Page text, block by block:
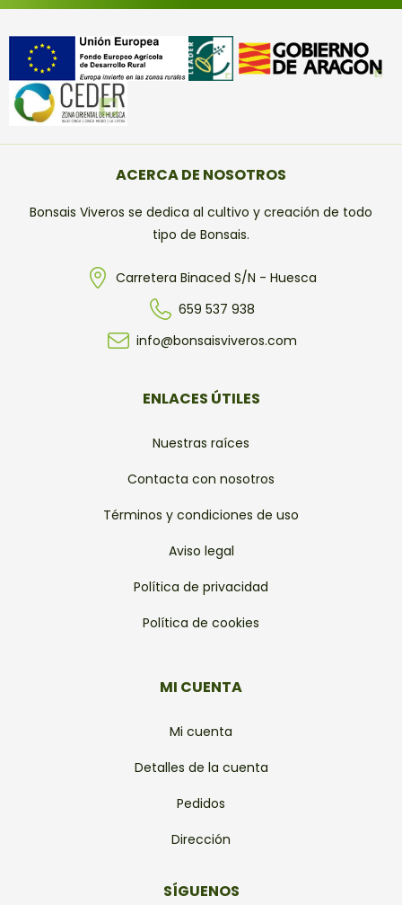
ACERCA DE NOSOTROS
Bonsais Viveros se dedica al cultivo y creación de todo
tipo de Bonsais.
Carretera Binaced S/N - Huesca
659 537 938
info@bonsaisviveros.com
ENLACES ÚTILES
Nuestras raíces
Contacta con nosotros
Términos y condiciones de uso
Aviso legal
Política de privacidad
Política de cookies
MI CUENTA
Mi cuenta
Detalles de la cuenta
Pedidos
Dirección
SÍGUENOS